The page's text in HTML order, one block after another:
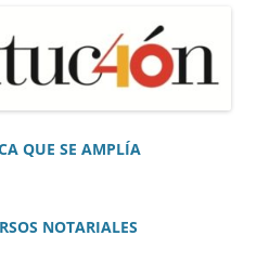
QUE SE AMPLÍA
NOTARIALES